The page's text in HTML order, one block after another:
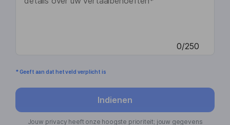
0/250
* Geeft aan dat het veld verplicht is
Indienen
Jouw privacy heeft onze hoogste prioriteit; jouw gegevens